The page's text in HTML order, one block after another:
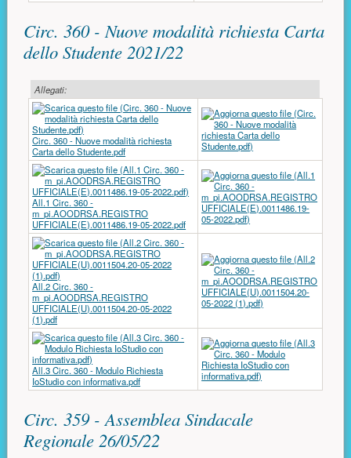
Circ. 360 - Nuove modalità richiesta Carta
dello Studente 2021/22
Allegati:
Circ. 360 - Nuove modalità richiesta
Carta dello Studente.pdf
All.1 Circ. 360 -
m_pi.AOODRSA.REGISTRO
UFFICIALE(E).0011486.19-05-2022.pdf
All.2 Circ. 360 -
m_pi.AOODRSA.REGISTRO
UFFICIALE(U).0011504.20-05-2022
(1).pdf
All.3 Circ. 360 - Modulo Richiesta
IoStudio con informativa.pdf
Circ. 359 - Assemblea Sindacale
Regionale 26/05/22